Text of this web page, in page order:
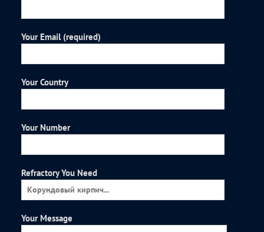
Your Email (required)
Your Country
Your Number
Refractory You Need
Your Message